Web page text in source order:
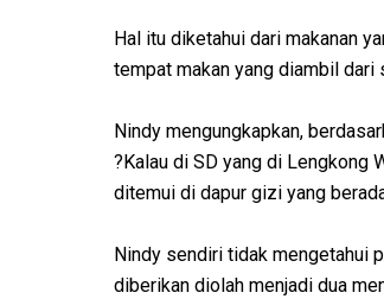
Hal itu diketahui dari makanan
tempat makan yang diambil
Nindy mengungkapkan,
?Kalau di SD yang di Lengkong
ditemui di dapur gizi yang
Nindy sendiri tidak mengetahui
diberikan diolah menjadi dua